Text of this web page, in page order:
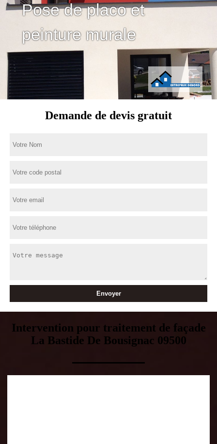
Pose de placo et
peinture murale
Demande de devis gratuit
Intervention pour traitement de façade
La Bastide De Bousignac 09500